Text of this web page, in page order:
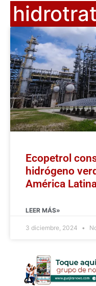
Ecopetrol
hidrógeno
América
LEER MÁS»
3 diciembre, 2024